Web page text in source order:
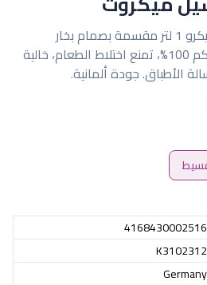
حافظة تيفال ماستر سيل ميكرو 1 لتر مقسمة بصمام بخار
للتسخين المباشر. إغلاق محكم 100%، تمنع اختلاط الطعام، خالية
4168430002516
K3102312
Germany